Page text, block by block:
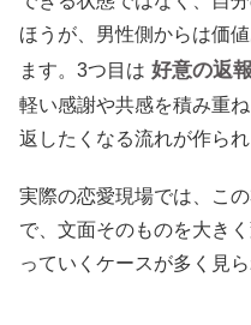
ほうが、男性側からは価
ます。3つ目は 好意の返
軽い感謝や共感を積み重
返したくなる流れが作られ
実際の恋愛現場では、こ
で、文面そのものを大き
っていくケースが多く見ら